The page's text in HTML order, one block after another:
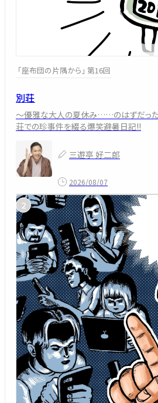
「座布団の片隅から」 第16回
別荘
～優雅な大人の夏休み……のはずだった
荘での珍事件を綴る爆笑避暑日記!!
三遊亭 好二郎
2026/08/07